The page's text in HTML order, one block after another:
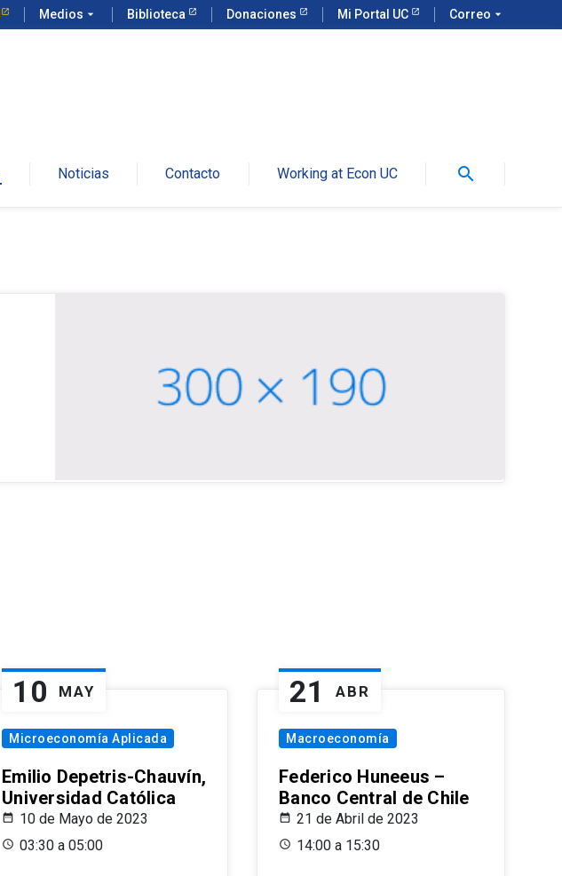
Medios arrow_drop_down Biblioteca Donaciones Mi Portal UC Correo arrow_drop_down
Noticias Contacto Working at Econ UC search
10 MAY
Microeconomía Aplicada
Emilio Depetris-Chauvín,
Universidad Católica
10 de Mayo de 2023
03:30 a 05:00
21 ABR
Macroeconomía
Federico Huneeus –
Banco Central de Chile
21 de Abril de 2023
14:00 a 15:30